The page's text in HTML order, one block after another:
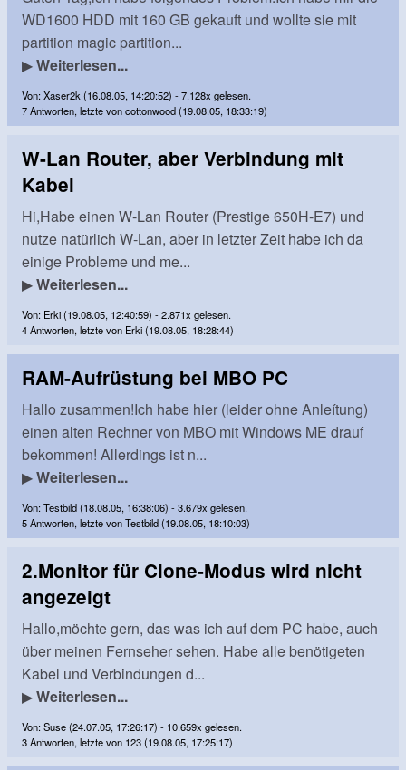
WD1600 HDD mit 160 GB gekauft und wollte sie mit
partition magic partition...
▶Weiterlesen...
Von: Xaser2k (16.08.05, 14:20:52) - 7.128x gelesen.
7 Antworten, letzte von cottonwood (19.08.05, 18:33:19)
W-Lan Router, aber Verbindung mit
Kabel
Hi,Habe einen W-Lan Router (Prestige 650H-E7) und
nutze natürlich W-Lan, aber in letzter Zeit habe ich da
einige Probleme und me...
▶Weiterlesen...
Von: Erki (19.08.05, 12:40:59) - 2.871x gelesen.
4 Antworten, letzte von Erki (19.08.05, 18:28:44)
RAM-Aufrüstung bei MBO PC
Hallo zusammen!Ich habe hier (leider ohne Anleítung)
einen alten Rechner von MBO mit Windows ME drauf
bekommen! Allerdings ist n...
▶Weiterlesen...
Von: Testbild (18.08.05, 16:38:06) - 3.679x gelesen.
5 Antworten, letzte von Testbild (19.08.05, 18:10:03)
2.Monitor für Clone-Modus wird nicht
angezeigt
Hallo,möchte gern, das was ich auf dem PC habe, auch
über meinen Fernseher sehen. Habe alle benötigeten
Kabel und Verbindungen d...
▶Weiterlesen...
Von: Suse (24.07.05, 17:26:17) - 10.659x gelesen.
3 Antworten, letzte von 123 (19.08.05, 17:25:17)